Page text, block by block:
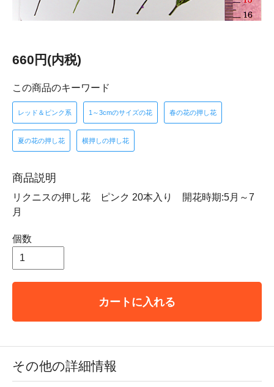
660円(内税)
この商品のキーワード
レッド＆ピンク系 1～3cmのサイズの花 春の花の押し花
夏の花の押し花 横押しの押し花
商品説明
リクニスの押し花 ピンク 20本入り 開花時期:5月～7
月
個数
カートに入れる
その他の詳細情報